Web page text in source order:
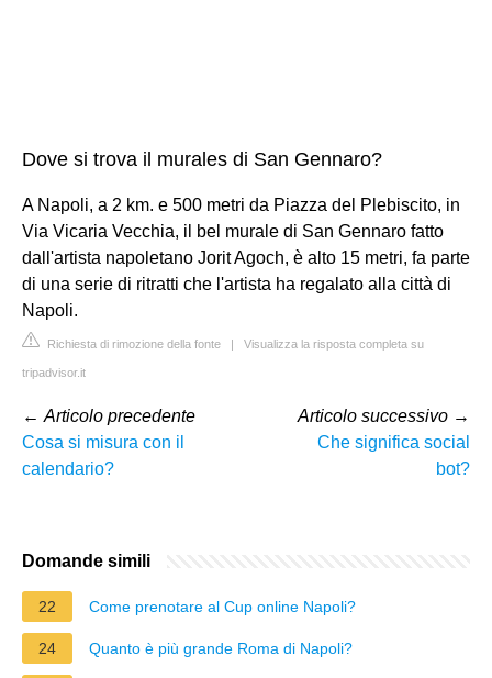
Dove si trova il murales di San Gennaro?
A Napoli, a 2 km. e 500 metri da Piazza del Plebiscito, in
Via Vicaria Vecchia, il bel murale di San Gennaro fatto
dall'artista napoletano Jorit Agoch, è alto 15 metri, fa parte
di una serie di ritratti che l'artista ha regalato alla città di
Napoli.
Richiesta di rimozione della fonte | Visualizza la risposta completa su
tripadvisor.it
← Articolo precedente
Cosa si misura con il
calendario?
Articolo successivo →
Che significa social
bot?
Domande simili
22 Come prenotare al Cup online Napoli?
24 Quanto è più grande Roma di Napoli?